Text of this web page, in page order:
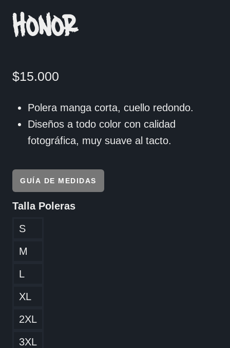
HONOR
$15.000
Polera manga corta, cuello redondo.
Diseños a todo color con calidad
fotográfica, muy suave al tacto.
GUÍA DE MEDIDAS
Talla Poleras
S
M
L
XL
2XL
3XL